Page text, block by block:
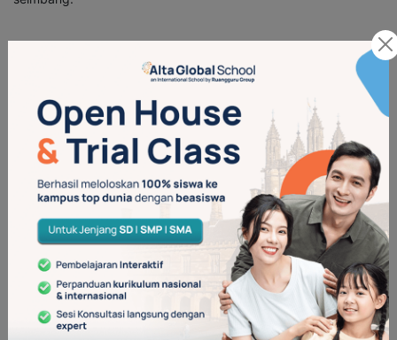
8. Memberikan Teladan Positif
Ayah yang hadir dan bertanggung jawab memberikan teladan
positif tentang bagaimana menjadi seorang individu yang baik.
Anak laki-laki belajar tentang tanggung jawab, kepemimpinan,
dan bagaimana menghormati orang lain, sedangkan anak
perempuan belajar menghargai dirinya sendiri dan bagaimana
memilih hubungan yang sehat di masa depan.
Baca Juga:Tips Melatih Sikap Tanggung Jawab pada Anak
Sejak Dini